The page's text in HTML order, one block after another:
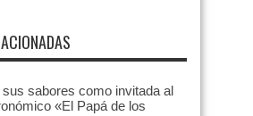
sabores como invitada al
«El Papá de los